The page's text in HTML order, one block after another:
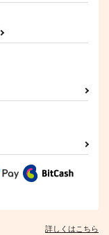
詳しくはこちら